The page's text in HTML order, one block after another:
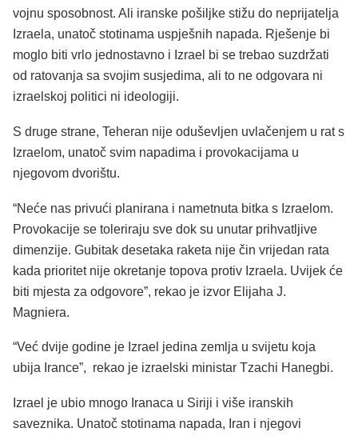
vojnu sposobnost. Ali iranske pošiljke stižu do neprijatelja
Izraela, unatoč stotinama uspješnih napada. Rješenje bi
moglo biti vrlo jednostavno i Izrael bi se trebao suzdržati
od ratovanja sa svojim susjedima, ali to ne odgovara ni
izraelskoj politici ni ideologiji.
S druge strane, Teheran nije oduševljen uvlačenjem u rat s
Izraelom, unatoč svim napadima i provokacijama u
njegovom dvorištu.
“Neće nas privući planirana i nametnuta bitka s Izraelom.
Provokacije se toleriraju sve dok su unutar prihvatljive
dimenzije. Gubitak desetaka raketa nije čin vrijedan rata
kada prioritet nije okretanje topova protiv Izraela. Uvijek će
biti mjesta za odgovore”, rekao je izvor Elijaha J.
Magniera.
“Već dvije godine je Izrael jedina zemlja u svijetu koja
ubija Irance”, rekao je izraelski ministar Tzachi Hanegbi.
Izrael je ubio mnogo Iranaca u Siriji i više iranskih
saveznika. Unatoč stotinama napada, Iran i njegovi